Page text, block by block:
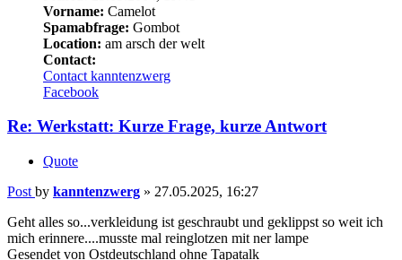
Vorname: Camelot
Spamabfrage: Gombot
Location: am arsch der welt
Contact:
Contact kanntenzwerg
Facebook
Re: Werkstatt: Kurze Frage, kurze Antwort
Quote
Post by kanntenzwerg » 27.05.2025, 16:27
Geht alles so...verkleidung ist geschraubt und geklippst so weit ich
mich erinnere....musste mal reinglotzen mit ner lampe
Gesendet von Ostdeutschland ohne Tapatalk